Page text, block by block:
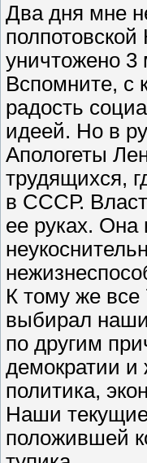
Два дня мне
уничтожено 3
Вспомните, с
радость
идеей. Но в
Апологеты
трудящихся,
в СССР.
ее руках. Она
К тому же все
выбирал
по другим
демократии и
политика,
Наши
положившей